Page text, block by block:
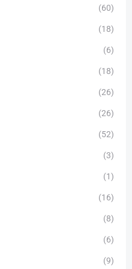
(60)
(18)
(6)
(18)
(26)
(26)
(52)
(3)
(1)
(16)
(8)
(6)
(9)